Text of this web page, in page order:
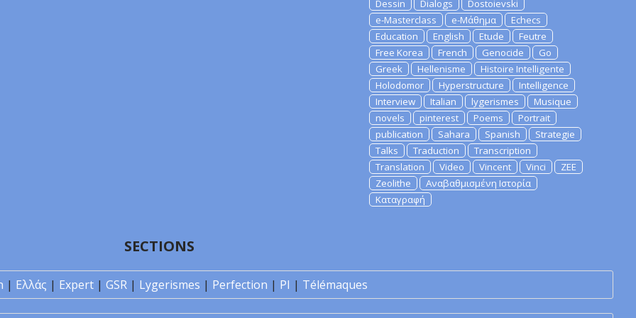
Dessin
Dialogs
Dostoievski
e-Masterclass
e-Μάθημα
Echecs
Education
English Etude
Feutre
Free Korea
French Genocide
Go
Greek
Hellenisme
Histoire Intelligente
Holodomor
Hyperstructure
Intelligence
Interview
Italian lygerismes
Musique
novels
pinterest Poems
Portrait
publication
Sahara Spanish
Strategie
Talks
Traduction
Transcription
Translation
Video Vincent Vinci
ZEE
Zeolithe
Αναβαθμισμένη Ιστορία
Καταγραφή
SECTIONS
| Ελλάς | Expert | GSR | Lygerismes | Perfection | PI | Télémaques